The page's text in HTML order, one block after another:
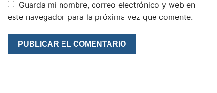
Guarda mi nombre, correo electrónico y web en
este navegador para la próxima vez que comente.